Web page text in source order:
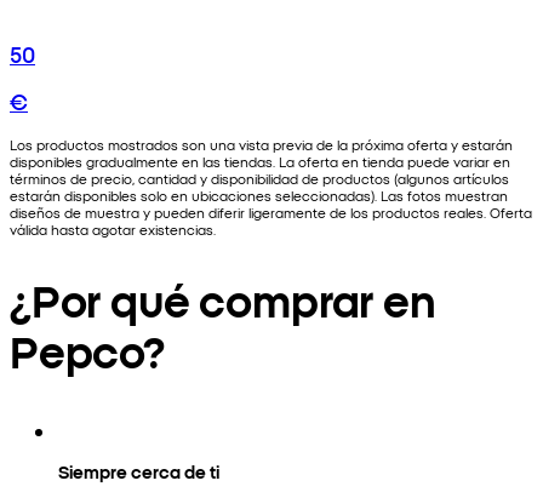
50
€
Los productos mostrados son una vista previa de la próxima oferta y estarán
disponibles gradualmente en las tiendas. La oferta en tienda puede variar en
términos de precio, cantidad y disponibilidad de productos (algunos artículos
estarán disponibles solo en ubicaciones seleccionadas). Las fotos muestran
diseños de muestra y pueden diferir ligeramente de los productos reales. Oferta
válida hasta agotar existencias.
¿Por qué comprar en
Pepco?
Siempre cerca de ti